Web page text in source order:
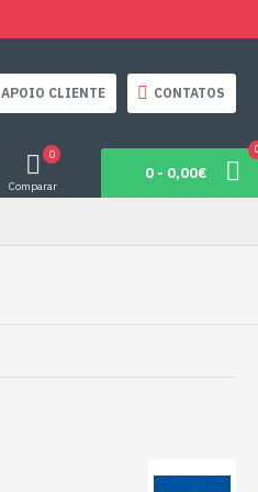
APOIO CLIENTE CONTATOS
Comparar
0
0 - 0,00€